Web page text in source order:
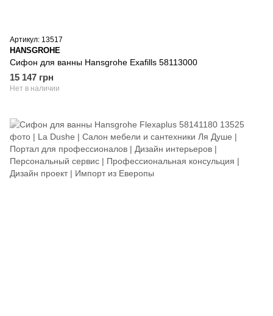
Артикул: 13517
HANSGROHE
Сифон для ванны Hansgrohe Exafills 58113000
15 147 грн
Нет в наличии